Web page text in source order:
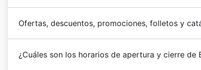
Ofertas, descuentos, promociones, folletos y
¿Cuáles son los horarios de apertura y cierre de